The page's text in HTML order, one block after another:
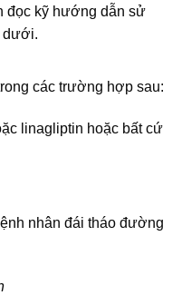
đọc kỹ hướng dẫn sử
dưới.
các trường hợp sau:
linagliptin hoặc bất cứ
nhân đái tháo đường